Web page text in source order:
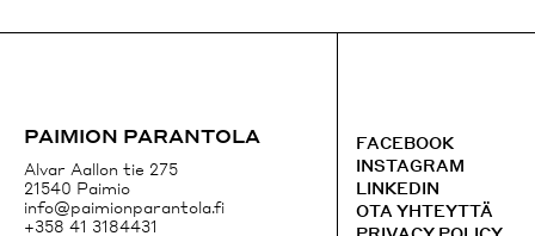
EMAIL
GOOGLE MAPS
FACEBOOK
INSTAGRAM
PAIMION PARANTOLA
Alvar Aallon tie 275
21540 Paimio
info@paimionparantola.fi
+358 41 3184431
FACEBOOK
INSTAGRAM
LINKEDIN
OTA YHTEYTTÄ